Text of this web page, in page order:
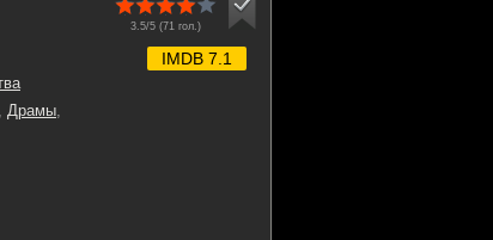
3.5/5 (71 гол.)
Драмы
IMDB 7.1